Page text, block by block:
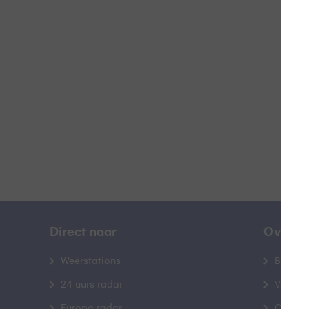
Direct naar
Weerstations
24 uurs radar
Over